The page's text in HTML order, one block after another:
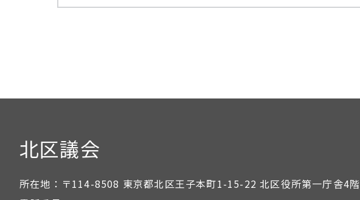
北区議会
所在地： 〒114-8508 東京都北区王子本町1-15-22 北区役所第一庁舎4階